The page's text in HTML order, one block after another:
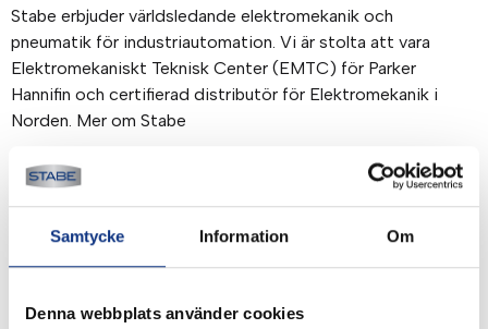
Samtycke Information Om
Denna webbplats använder cookies
Stabe erbjuder världsledande elektromekanik och
pneumatik för industriautomation. Vi är stolta att vara
Elektromekaniskt Teknisk Center (EMTC) för Parker
Hannifin och certifierad distributör för Elektromekanik i
Norden. Mer om Stabe
Betalning & frakt
Betalning mot faktura, 30 dagar. Fraktkostnad tillkommer.